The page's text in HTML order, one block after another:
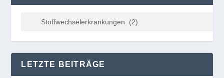
LETZTE BEITRÄGE